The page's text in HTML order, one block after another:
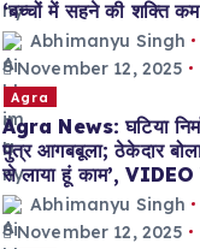
‘बच्चों में सहने की शक्ति कम
Abhimanyu Singh
November 12, 2025
Agra
Agra News: घटिया
पुत्र आगबबूला; ठेकेदार
से लाया हूं काम’,
Abhimanyu Singh
November 12, 2025